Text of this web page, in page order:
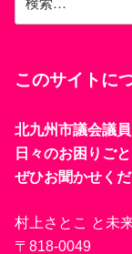
このサイトに
北九州市議会議
日々のお困りご
ぜひお聞かせく
村上さとこ と未
〒818-0049